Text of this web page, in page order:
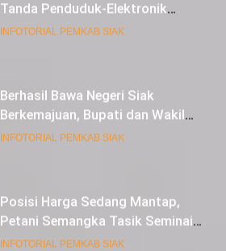
Tanda Penduduk-Elektronik
Kepada Pelajar SMK 1 Koto Gasib
INFOTORIAL PEMKAB SIAK
Berhasil Bawa Negeri Siak
Berkemajuan, Bupati dan Wakil
Bupati Siak Terima Gelar Adat
INFOTORIAL PEMKAB SIAK
Posisi Harga Sedang Mantap,
Petani Semangka Tasik Seminai
Raup Untung
INFOTORIAL PEMKAB SIAK